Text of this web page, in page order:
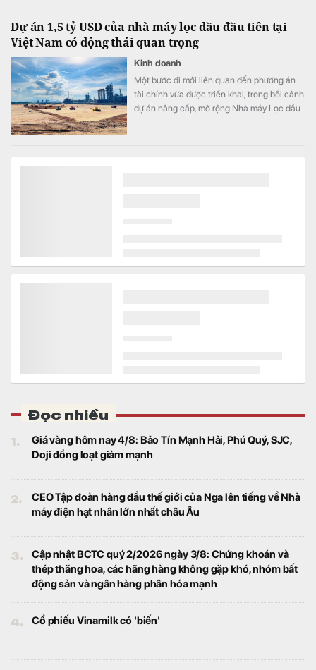
Dự án 1,5 tỷ USD của nhà máy lọc dầu đầu tiên tại
Việt Nam có động thái quan trọng
Kinh doanh
Một bước đi mới liên quan đến phương án
tài chính vừa được triển khai, trong bối cảnh
dự án nâng cấp, mở rộng Nhà máy Lọc dầu
Đọc nhiều
1.
Giá vàng hôm nay 4/8: Bảo Tín Mạnh Hải, Phú Quý, SJC,
Doji đồng loạt giảm mạnh
2.
CEO Tập đoàn hàng đầu thế giới của Nga lên tiếng về Nhà
máy điện hạt nhân lớn nhất châu Âu
3.
Cập nhật BCTC quý 2/2026 ngày 3/8: Chứng khoán và
thép thăng hoa, các hãng hàng không gặp khó, nhóm bất
động sản và ngân hàng phân hóa mạnh
4. Cổ phiếu Vinamilk có 'biến'